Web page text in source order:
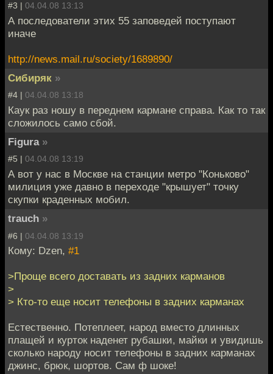
#3 | 04.04.08 13:13
А последователи этих 55 заповедей поступают
иначе
http://news.mail.ru/society/1689890/
Сибиряк »
#4 | 04.04.08 13:18
Каук раз ношу в переднем кармане справа. Как то так
сложилось само сбой.
Figura »
#5 | 04.04.08 13:19
А вот у нас в Москве на станции метро "Коньково"
милиция уже давно в переходе "крышует" точку
скупки краденных мобил.
trauch »
#6 | 04.04.08 13:19
Кому: Dzen, #1
>Проще всего доставать из задних карманов
>
> Кто-то еще носит телефоны в задних карманах
Естественно. Потеплеет, народ вместо длинных
плащей и курток наденет рубашки, майки и увидишь
сколько народу носит телефоны в задних карманах
джинс, брюк, шортов. Сам ф шоке!